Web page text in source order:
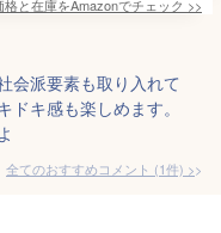
格と在庫をAmazonでチェック >>
会派要素も取り入れて
ドキ感も楽しめます。
全てのおすすめコメント (1件) >